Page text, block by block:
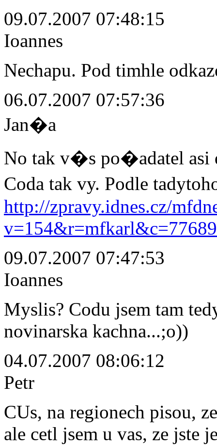
09.07.2007 07:48:15
Ioannes
Nechapu. Pod timhle
06.07.2007 07:57:36
Jan�a
No tak v�s po�adatel
Coda tak vy. Podle
http://zpravy.idnes.cz/
09.07.2007 07:47:53
Ioannes
Myslis? Codu jsem tam
novinarska kachna...;o))
04.07.2007 08:06:12
Petr
CUs, na regionech pisou,
ale cetl jsem u vas, ze jste